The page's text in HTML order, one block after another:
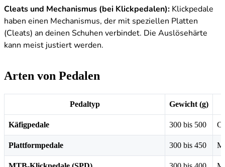
Cleats und Mechanismus (bei Klickpedalen): Klickpedale
haben einen Mechanismus, der mit speziellen Platten
(Cleats) an deinen Schuhen verbindet. Die Auslösehärte
kann meist justiert werden.
Arten von Pedalen
Pedaltyp Gewicht (g)
Käfigpedale 300 bis 500
Plattformpedale 300 bis 450